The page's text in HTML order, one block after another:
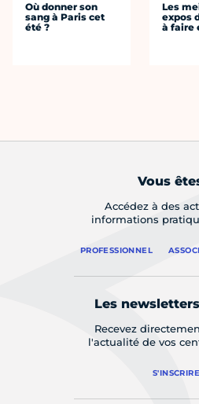
Où donner son
sang à Paris cet
été ?
Les
expos
à faire
Vous
Accédez à des
informations
PROFESSIONNEL
Les
Recevez
l'actualité de vos
S'INSCRIRE